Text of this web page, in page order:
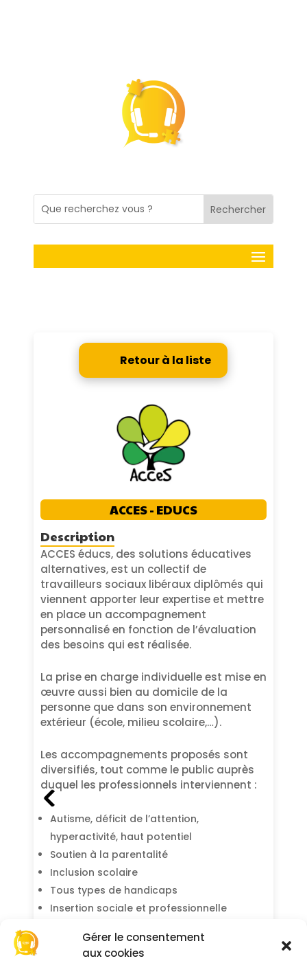
Gérer le consentement
aux cookies
Retour à la liste
ACCES - EDUCS
Description
ACCES éducs, des solutions éducatives
alternatives, est un collectif de
travailleurs sociaux libéraux diplômés qui
viennent apporter leur expertise et mettre
en place un accompagnement
personnalisé en fonction de l’évaluation
des besoins qui est réalisée.
La prise en charge individuelle est mise en
œuvre aussi bien au domicile de la
personne que dans son environnement
extérieur (école, milieu scolaire,…).
Les accompagnements proposés sont
diversifiés, tout comme le public auprès
duquel les professionnels interviennent :
Autisme, déficit de l’attention,
hyperactivité, haut potentiel
Soutien à la parentalité
Inclusion scolaire
Tous types de handicaps
Insertion sociale et professionnelle
Violences intrafamiliales